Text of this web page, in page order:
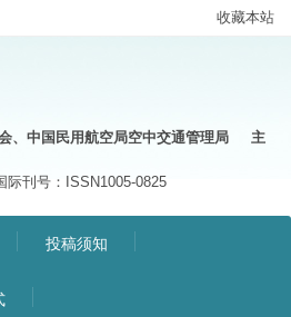
收藏本站
、中国民用航空局空中交通管理局
主
际刊号：ISSN1005-0825
投稿须知